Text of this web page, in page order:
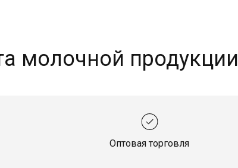
молочной продукции
Оптовая торговля